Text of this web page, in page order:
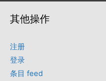
其他操作
注册
登录
条目 feed